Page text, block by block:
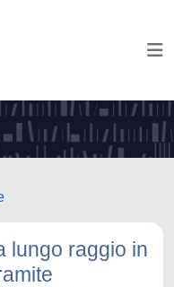
lungo raggio in